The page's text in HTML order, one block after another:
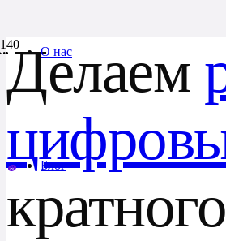
О нас
Блог
Делаем